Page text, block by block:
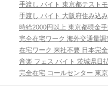
手渡し バイト 東京都テスト
手渡し バイト 大阪府住み込
時給2000円以上 東京都現金
完全在宅ワーク 海外交通量調
在宅ワーク 来社不要 日本完
音楽 フェス バイト 茨城県 日
完全在宅 コールセンター 東